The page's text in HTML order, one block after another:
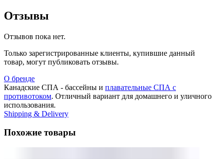
Отзывы
Отзывов пока нет.
Только зарегистрированные клиенты, купившие данный
товар, могут публиковать отзывы.
О бренде
Канадские СПА - бассейны и плавательные СПА с
противотоком. Отличный вариант для домашнего и уличного
использования.
Shipping & Delivery
Похожие товары